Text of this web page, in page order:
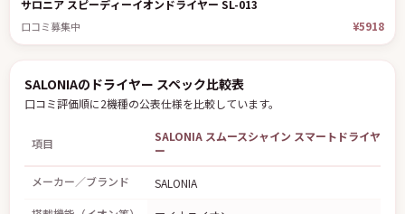
サロニア スピーディーイオンドライヤー SL-013
口コミ募集中 ¥5918
SALONIAのドライヤー スペック比較表
口コミ評価順に2機種の公表仕様を比較しています。
項目
SALONIA スムースシャイン スマートドライヤ
ー
メーカー／ブランド
SALONIA